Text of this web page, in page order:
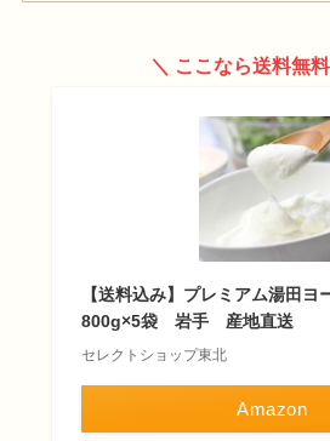
＼ ここなら送料無
【送料込み】プレミアム湯田
800g×5袋 岩手 産地直送
セレクトショップ東北
Amazon